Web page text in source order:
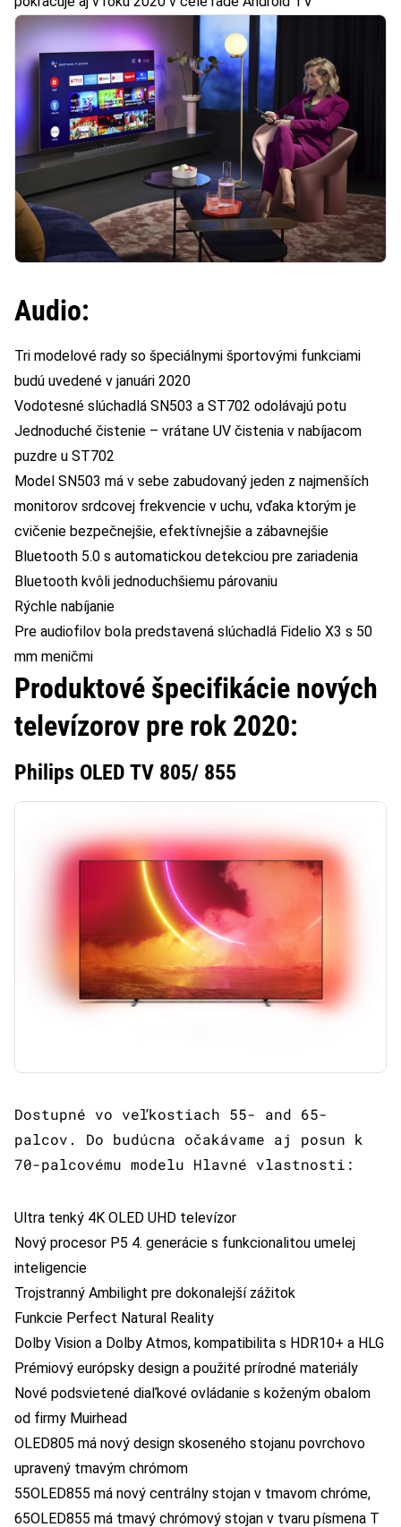
Audio:
Tri modelové rady so špeciálnymi športovými funkciami
budú uvedené v januári 2020
Vodotesné slúchadlá SN503 a ST702 odolávajú potu
Jednoduché čistenie – vrátane UV čistenia v nabíjacom
puzdre u ST702
Model SN503 má v sebe zabudovaný jeden z najmenších
monitorov srdcovej frekvencie v uchu, vďaka ktorým je
cvičenie bezpečnejšie, efektívnejšie a zábavnejšie
Bluetooth 5.0 s automatickou detekciou pre zariadenia
Bluetooth kvôli jednoduchšiemu párovaniu
Rýchle nabíjanie
Pre audiofilov bola predstavená slúchadlá Fidelio X3 s 50
mm meničmi
Produktové špecifikácie nových
televízorov pre rok 2020:
Philips OLED TV 805/ 855
Dostupné vo veľkostiach 55- and 65-
palcov. Do budúcna očakávame aj posun k
70-palcovému modelu Hlavné vlastnosti:
Ultra tenký 4K OLED UHD televízor
Nový procesor P5 4. generácie s funkcionalitou umelej
inteligencie
Trojstranný Ambilight pre dokonalejší zážitok
Funkcie Perfect Natural Reality
Dolby Vision a Dolby Atmos, kompatibilita s HDR10+ a HLG
Prémiový európsky design a použité prírodné materiály
Nové podsvietené diaľkové ovládanie s koženým obalom
od firmy Muirhead
OLED805 má nový design skoseného stojanu povrchovo
upravený tmavým chrómom
55OLED855 má nový centrálny stojan v tmavom chróme,
65OLED855 má tmavý chrómový stojan v tvaru písmena T